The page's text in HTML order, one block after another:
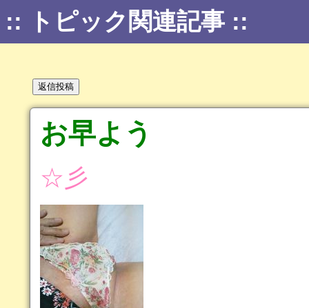
:: トピック関連記事 ::
お早よう
☆彡